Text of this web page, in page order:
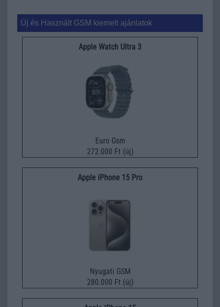
Új és Használt GSM kiemelt ajánlatok
Apple Watch Ultra 3
Euro Gsm
272.000 Ft (új)
Apple iPhone 15 Pro
Nyugati GSM
280.000 Ft (új)